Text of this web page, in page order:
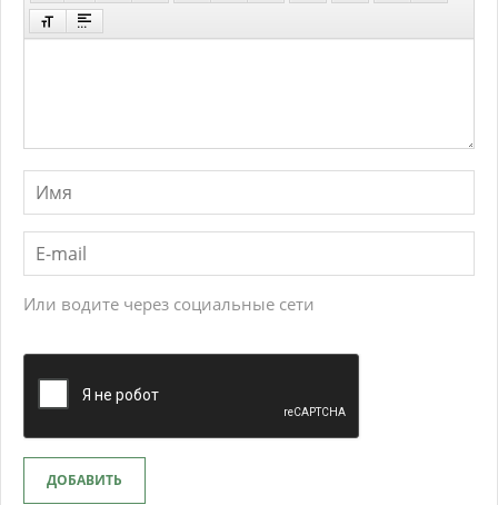
Или водите через социальные сети
ДОБАВИТЬ